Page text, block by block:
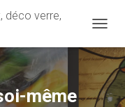
déco verre,
même